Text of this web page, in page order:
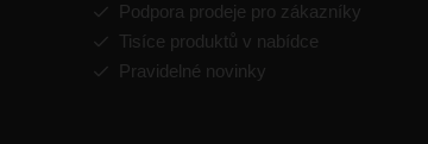
Podpora prodeje pro zákazníky
Tisíce produktů v nabídce
Pravidelné novinky